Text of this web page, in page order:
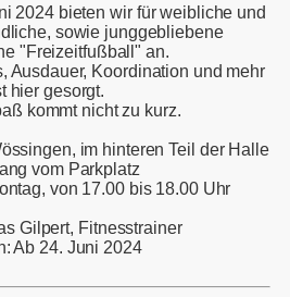
2024 bieten wir für weibliche und
sowie junggebliebene
"Freizeitfußball" an.
Ausdauer, Koordination und mehr
hier gesorgt.
kommt nicht zu kurz.
im hinteren Teil der Halle
vom Parkplatz
von 17.00 bis 18.00 Uhr
Gilpert, Fitnesstrainer
Ab 24. Juni 2024